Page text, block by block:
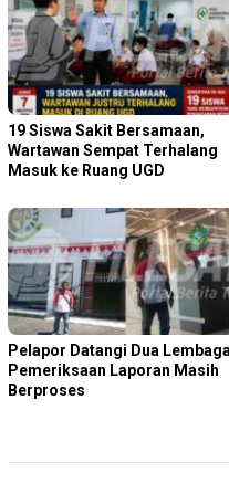
19 Siswa Sakit Bersamaan,
Wartawan Sempat Terhalang
Masuk ke Ruang UGD
Pelapor Datangi Dua
Pemeriksaan Laporan Masih
Berproses